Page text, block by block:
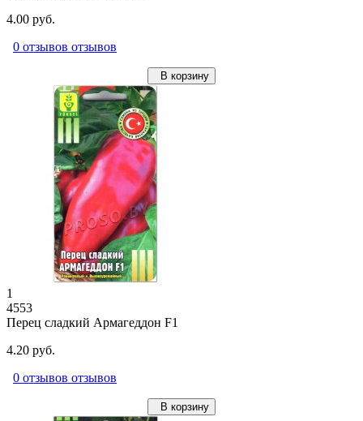
4.00 руб.
0 отзывов отзывов
В корзину
1
4553
Перец сладкий Армагеддон F1
4.20 руб.
0 отзывов отзывов
В корзину